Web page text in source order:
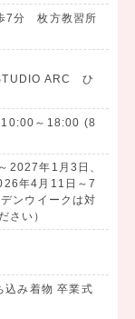
ご用意⸜❤︎⸝
わせ自
まで豊
料！
可能
タジオ
ラク♪
さん
7分 枚方教習所
ARC ひ
～18:00 (8
2027年1月3日、
年4月11日～7
ンウイークは対
さい）
込み着物 卒業式